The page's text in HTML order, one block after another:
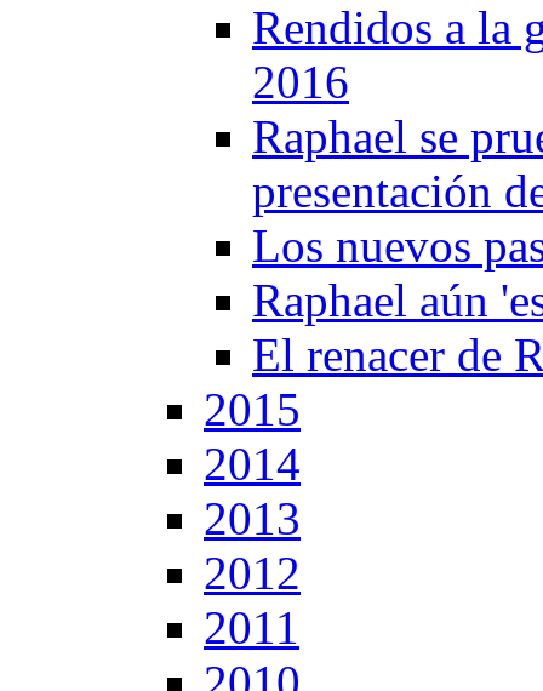
Rendidos a la
2016
Raphael se
presentación
Los nuevos
Raphael aún
El renacer de
2015
2014
2013
2012
2011